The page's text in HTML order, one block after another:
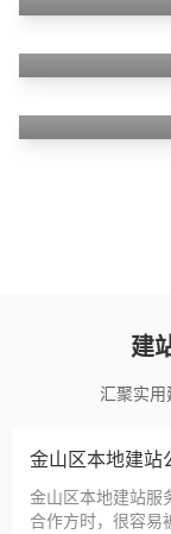
建
汇聚实
金山区本地建站
金山区本地建站服
合作方时，很容易